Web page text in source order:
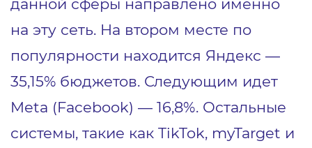
на эту сеть. На втором месте по
популярности находится Яндекс —
35,15% бюджетов. Следующим идет
Meta (Facebook) — 16,8%. Остальные
системы, такие как TikTok, myTarget и